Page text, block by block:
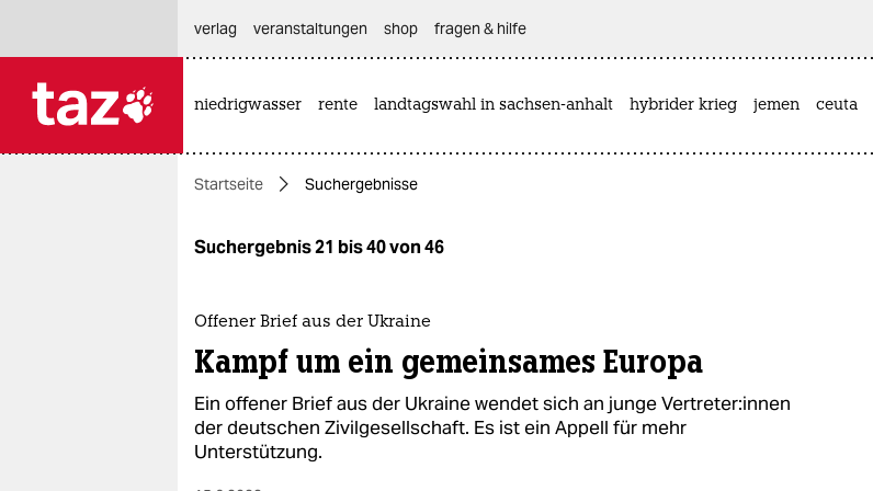
themen
politik
gesellschaft
kultur
sport
verlag
veranstaltungen shop fragen & hilfe
niedrigwasser rente landtagswahl in sachsen-anhalt hybrider krieg jemen ceuta
Startseite Suchergebnisse
Suchergebnis 21 bis 40 von 46
Offener Brief aus der Ukraine
Kampf um ein gemeinsames Europa
Ein offener Brief aus der Ukraine wendet sich an junge Ver­tre­te­r:in­nen
der deutschen Zivilgesellschaft. Es ist ein Appell für mehr
Unterstützung.